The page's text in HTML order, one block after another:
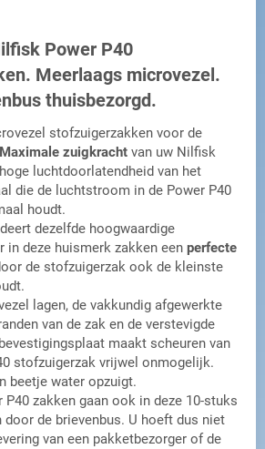
Power P40
Meerlaags microvezel.
thuisbezorgd.
stofzuigerzakken voor de
Maximale zuigkracht van uw Nilfisk
luchtdoorlatendheid van het
die de luchtstroom in de Power P40
houdt.
dezelfde hoogwaardige
in deze huismerk zakken een perfecte
de stofzuigerzak ook de kleinste
lagen, de vakkundig afgewerkte
van de zak en de verstevigde
maakt scheuren van
stofzuigerzak vrijwel onmogelijk.
beetje water opzuigt.
P40 zakken gaan ook in deze 10-stuks
door de brievenbus. U hoeft dus niet
van een pakketbezorger of de